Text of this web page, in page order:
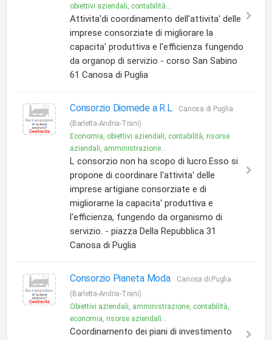
obiettivi aziendali, contabilità...
Attivita'di coordinamento dell'attivita' delle
imprese consorziate di migliorare la
capacita' produttiva e l'efficienza fungendo
da organop di servizio - corso San Sabino
61 Canosa di Puglia
Consorzio Diomede a R.L
Canosa di Puglia
(Barletta-Andria-Trani)
Economia, obiettivi aziendali, contabilità, risorse
aziendali, amministrazione...
L consorzio non ha scopo di lucro.Esso si
propone di coordinare l'attivita' delle
imprese artigiane consorziate e di
migliorarne la capacita' produttiva e
l'efficienza, fungendo da organismo di
servizio. - piazza Della Repubblica 31
Canosa di Puglia
Consorzio Pianeta Moda
Canosa di Puglia
(Barletta-Andria-Trani)
Obiettivi aziendali, amministrazione, contabilità,
economia, risorse aziendali...
Coordinamento dei piani di investimento